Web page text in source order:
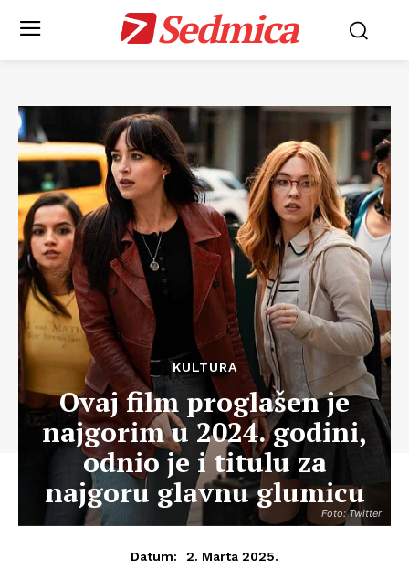
Sedmica
Foto: Twitter
KULTURA
Ovaj film proglašen je
najgorim u 2024. godini,
odnio je i titulu za
najgoru glavnu glumicu
Datum: 2. Marta 2025.